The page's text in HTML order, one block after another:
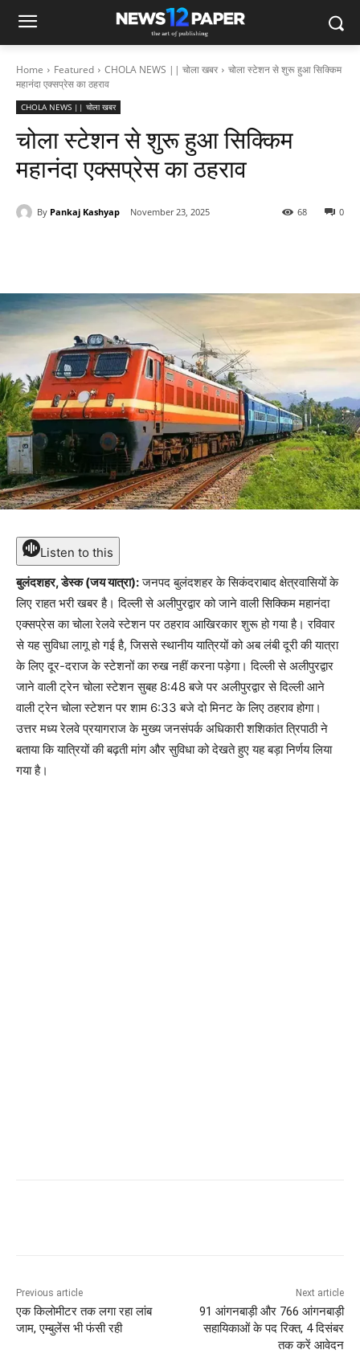
Home Featured CHOLA NEWS || चोला खबर
चोला स्टेशन से शुरू हुआ सिक्किम
महानंदा एक्सप्रेस का ठहराव
CHOLA NEWS || चोला खबर
चोला स्टेशन से शुरू हुआ सिक्किम
महानंदा एक्सप्रेस का ठहराव
By Pankaj Kashyap November 23, 2025 0
68
Listen to this
बुलंदशहर, डेस्क (जय यात्रा):जनपद बुलंदशहर के सिकंदराबाद क्षेत्रवासियों के
लिए राहत भरी खबर है। दिल्ली से अलीपुरद्वार को जाने वाली सिक्किम महानंदा
एक्सप्रेस का चोला रेलवे स्टेशन पर ठहराव आखिरकार शुरू हो गया है। रविवार
से यह सुविधा लागू हो गई है, जिससे स्थानीय यात्रियों को अब लंबी दूरी की यात्रा
के लिए दूर-दराज के स्टेशनों का रुख नहीं करना पड़ेगा। दिल्ली से अलीपुरद्वार
जाने वाली ट्रेन चोला स्टेशन सुबह 8:48 बजे पर अलीपुरद्वार से दिल्ली आने
वाली ट्रेन चोला स्टेशन पर शाम 6:33 बजे दो मिनट के लिए ठहराव होगा।
उत्तर मध्य रेलवे प्रयागराज के मुख्य जनसंपर्क अधिकारी शशिकांत त्रिपाठी ने
बताया कि यात्रियों की बढ़ती मांग और सुविधा को देखते हुए यह बड़ा निर्णय लिया
गया है।
Previous article
एक किलोमीटर तक लगा रहा लांब
जाम, एम्बुलेंस भी फंसी रही
Next article
91 आंगनबाड़ी और 766 आंगनबाड़ी
सहायिकाओं के पद रिक्त, 4 दिसंबर
तक करें आवेदन